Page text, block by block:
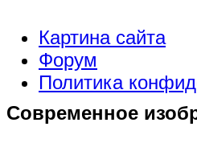
Картина сайта
Форум
Политика
Современное